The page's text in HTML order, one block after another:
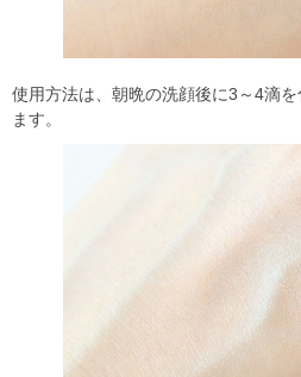
使用方法は、朝晩の洗顔後に3～4滴
ます。